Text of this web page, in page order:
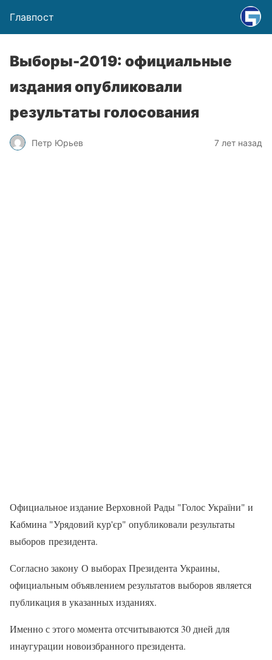
Главпост
Выборы-2019: официальные
издания опубликовали
результаты голосования
Петр Юрьев 7 лет назад
Официальное издание Верховной Рады "Голос України" и
Кабмина "Урядовий кур'єр" опубликовали результаты
выборов президента.
Согласно закону О выборах Президента Украины,
официальным объявлением результатов выборов является
публикация в указанных изданиях.
Именно с этого момента отсчитываются 30 дней для
инаугурации новоизбранного президента.